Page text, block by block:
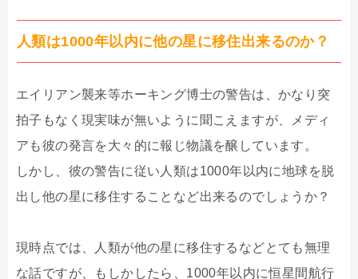
人類は1000年以内に他の星に移住出来るのか？
エイリアン襲来等ホーキング博士の警告は、かなり突
拍子もなく現実味が無いように聞こえますが、メディ
アも彼の発言を大々的に報じ物議を醸しています。
しかし、彼の警告に従い人類は1000年以内に地球を脱
出し他の星に移住することなど出来るのでしょうか？
現時点では、人類が他の星に移住するなどとても無理
な話ですが、もしかしたら、1000年以内に恒星間航行